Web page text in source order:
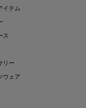
イテム
ス
リー
ウェア